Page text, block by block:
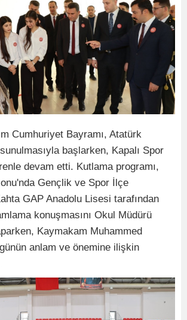
Cumhuriyet Bayramı, Atatürk
başlarken, Kapalı Spor
devam etti. Kutlama programı,
Gençlik ve Spor İlçe
GAP Anadolu Lisesi tarafından
konuşmasını Okul Müdürü
Kaymakam Muhammed
anlam ve önemine ilişkin